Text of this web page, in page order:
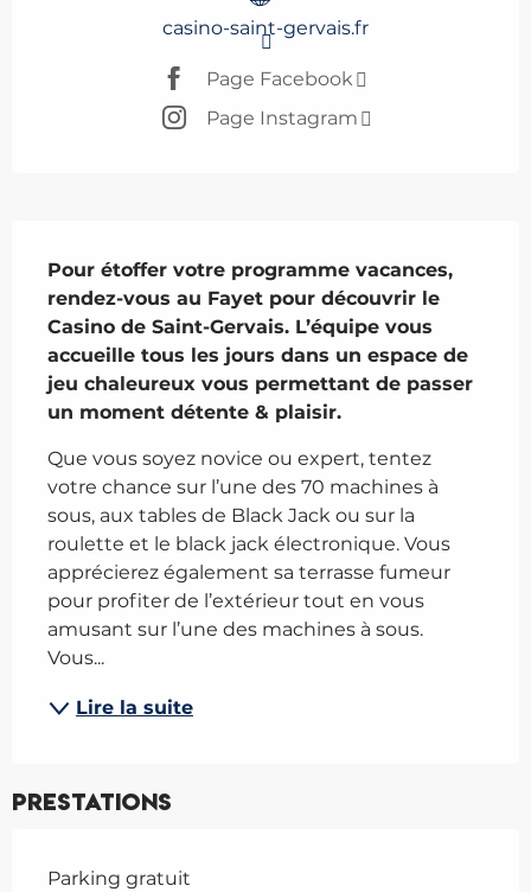
casino-saint-gervais.fr
Page Facebook
Page Instagram
Pour étoffer votre programme vacances,
rendez-vous au Fayet pour découvrir le
Casino de Saint-Gervais. L’équipe vous
accueille tous les jours dans un espace de
jeu chaleureux vous permettant de passer
un moment détente & plaisir.
Que vous soyez novice ou expert, tentez
votre chance sur l’une des 70 machines à
sous, aux tables de Black Jack ou sur la
roulette et le black jack électronique. Vous
apprécierez également sa terrasse fumeur
pour profiter de l’extérieur tout en vous
amusant sur l’une des machines à sous.
Vous...
Lire la suite
Prestations
Parking gratuit